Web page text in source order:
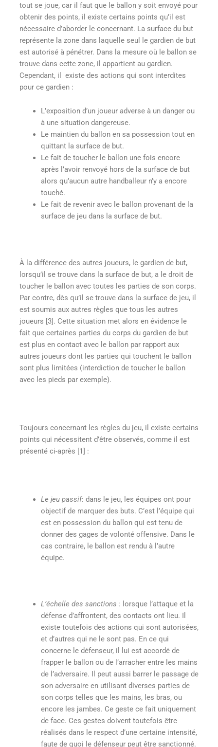
tout se joue, car il faut que le ballon y soit envoyé pour
obtenir des points, il existe certains points qu’il est
nécessaire d’aborder le concernant. La surface du but
représente la zone dans laquelle seul le gardien de but
est autorisé à pénétrer. Dans la mesure où le ballon se
trouve dans cette zone, il appartient au gardien.
Cependant, il existe des actions qui sont interdites
pour ce gardien :
L’exposition d’un joueur adverse à un danger ou
à une situation dangereuse.
Le maintien du ballon en sa possession tout en
quittant la surface de but.
Le fait de toucher le ballon une fois encore
après l’avoir renvoyé hors de la surface de but
alors qu’aucun autre handballeur n’y a encore
touché.
Le fait de revenir avec le ballon provenant de la
surface de jeu dans la surface de but.
À la différence des autres joueurs, le gardien de but,
lorsqu’il se trouve dans la surface de but, a le droit de
toucher le ballon avec toutes les parties de son corps.
Par contre, dès qu’il se trouve dans la surface de jeu, il
est soumis aux autres règles que tous les autres
joueurs [3]. Cette situation met alors en évidence le
fait que certaines parties du corps du gardien de but
est plus en contact avec le ballon par rapport aux
autres joueurs dont les parties qui touchent le ballon
sont plus limitées (interdiction de toucher le ballon
avec les pieds par exemple).
Toujours concernant les règles du jeu, il existe certains
points qui nécessitent d’être observés, comme il est
présenté ci-après [1] :
Le jeu passif: dans le jeu, les équipes ont pour
objectif de marquer des buts. C’est l’équipe qui
est en possession du ballon qui est tenu de
donner des gages de volonté offensive. Dans le
cas contraire, le ballon est rendu à l’autre
équipe.
L’échelle des sanctions : lorsque l’attaque et la
défense d’affrontent, des contacts ont lieu. Il
existe toutefois des actions qui sont autorisées,
et d’autres qui ne le sont pas. En ce qui
concerne le défenseur, il lui est accordé de
frapper le ballon ou de l’arracher entre les mains
de l’adversaire. Il peut aussi barrer le passage de
son adversaire en utilisant diverses parties de
son corps telles que les mains, les bras, ou
encore les jambes. Ce geste ce fait uniquement
de face. Ces gestes doivent toutefois être
réalisés dans le respect d’une certaine intensité,
faute de quoi le défenseur peut être sanctionné.